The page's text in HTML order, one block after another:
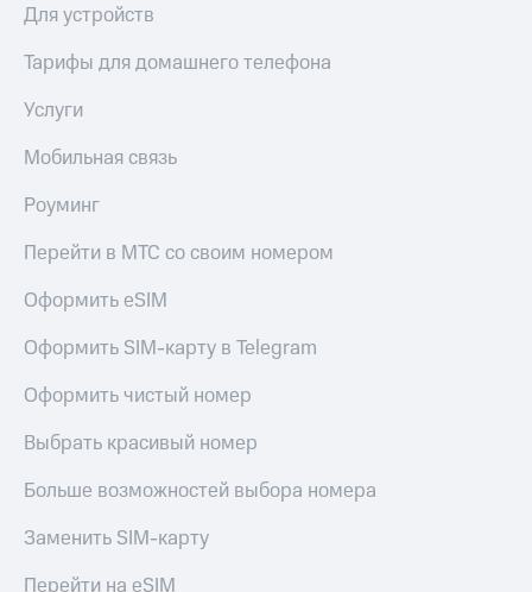
Для устройств
Тарифы для домашнего телефона
Услуги
Мобильная связь
Роуминг
Перейти в МТС со своим номером
Оформить eSIM
Оформить SIM-карту в Telegram
Оформить чистый номер
Выбрать красивый номер
Больше возможностей выбора номера
Заменить SIM-карту